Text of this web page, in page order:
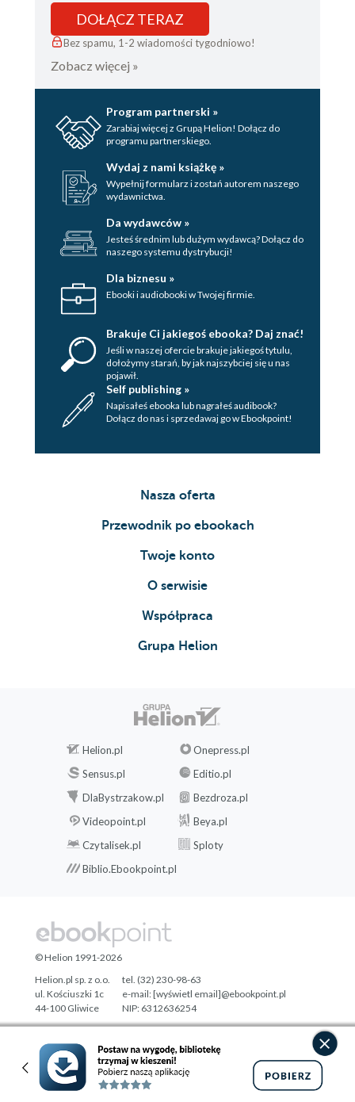
DOŁĄCZ TERAZ
Bez spamu, 1-2 wiadomości tygodniowo!
Zobacz więcej »
Program partnerski »
Zarabiaj więcej z Grupą Helion! Dołącz do
programu partnerskiego.
Wydaj z nami książkę »
Wypełnij formularz i zostań autorem naszego
wydawnictwa.
Da wydawców »
Jesteś średnim lub dużym wydawcą? Dołącz do
naszego systemu dystrybucji!
Dla biznesu »
Ebooki i audiobooki w Twojej firmie.
Brakuje Ci jakiegoś ebooka? Daj znać!
Jeśli w naszej ofercie brakuje jakiegoś tytulu,
dołożymy starań, by jak najszybciej się u nas
pojawił.
Self publishing »
Napisałeś ebooka lub nagrałeś audibook?
Dołącz do nas i sprzedawaj go w Ebookpoint!
Nasza oferta
Przewodnik po ebookach
Twoje konto
O serwisie
Współpraca
Grupa Helion
Helion.pl
Onepress.pl
Sensus.pl
Editio.pl
DlaBystrzakow.pl
Bezdroza.pl
Videopoint.pl
Beya.pl
Czytalisek.pl
Sploty
Biblio.Ebookpoint.pl
Designed with ♥ byTonik.pl
© Helion 1991-2026
Helion.pl sp. z o.o.
ul. Kościuszki 1c
44-100 Gliwice
tel. (32) 230-98-63
e-mail:[wyświetl email]@ebookpoint.pl
NIP: 6312636254
Regon: 241989027
Pełna wersja strony »